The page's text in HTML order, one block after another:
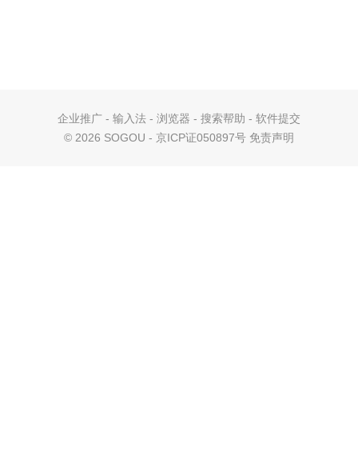
企业推广 - 输入法 - 浏览器 - 搜索帮助 - 软件提交
© 2026 SOGOU - 京ICP证050897号 免责声明